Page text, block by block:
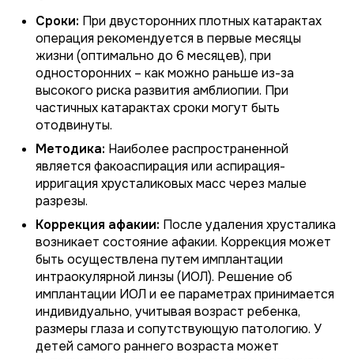
Сроки: При двусторонних плотных катарактах
операция рекомендуется в первые месяцы
жизни (оптимально до 6 месяцев), при
односторонних – как можно раньше из-за
высокого риска развития амблиопии. При
частичных катарактах сроки могут быть
отодвинуты.
Методика: Наиболее распространенной
является факоаспирация или аспирация-
ирригация хрусталиковых масс через малые
разрезы.
Коррекция афакии: После удаления хрусталика
возникает состояние афакии. Коррекция может
быть осуществлена путем имплантации
интраокулярной линзы (ИОЛ). Решение об
имплантации ИОЛ и ее параметрах принимается
индивидуально, учитывая возраст ребенка,
размеры глаза и сопутствующую патологию. У
детей самого раннего возраста может